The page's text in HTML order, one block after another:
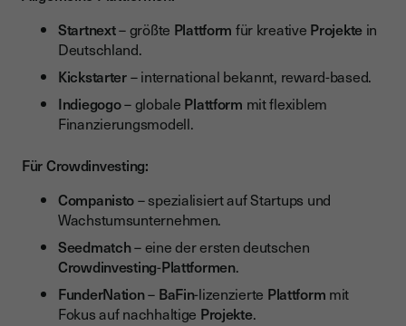
Startnext– größte Plattform für kreative Projekte in
Deutschland.
Kickstarter– international bekannt, reward-based.
Indiegogo– globale Plattform mit flexiblem
Finanzierungsmodell.
Für Crowdinvesting:
Companisto– spezialisiert auf Startups und
Wachstumsunternehmen.
Seedmatch– eine der ersten deutschen
Crowdinvesting-Plattformen.
FunderNation– BaFin-lizenzierte Plattform mit
Fokus auf nachhaltige Projekte.